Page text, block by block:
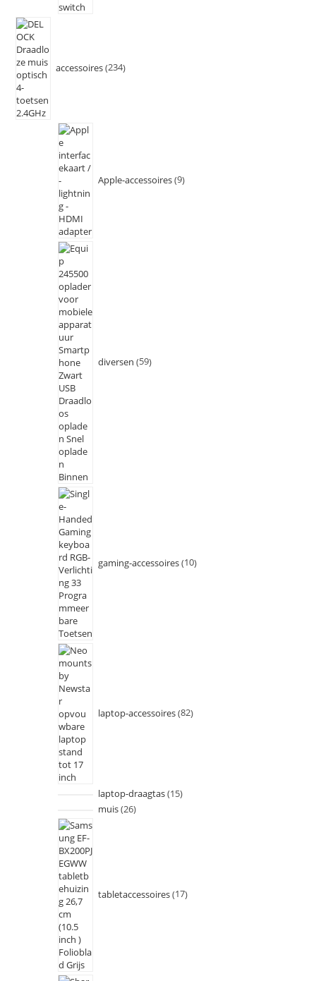
accessoires 234
Apple-accessoires 9
diversen 59
gaming-accessoires 10
laptop-accessoires 82
laptop-draagtas 15
muis 26
tabletaccessoires 17